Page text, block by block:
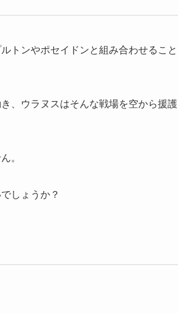
トンやポセイドンと組み合わせること
、ウラヌスはそんな戦場を空から援護
。
しょうか？